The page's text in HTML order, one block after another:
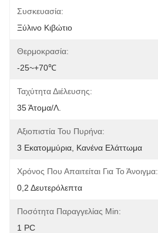
Συσκευασία:
Ξύλινο Κιβώτιο
Θερμοκρασία:
-25~+70℃
Ταχύτητα Διέλευσης:
35 Άτομα/λ.
Αξιοπιστία Του Πυρήνα:
3 Εκατομμύρια, Κανένα Ελάττωμα
Χρόνος Που Απαιτείται Για Το Άνοιγμα:
0,2 Δευτερόλεπτα
Ποσότητα Παραγγελίας Min:
1 PC